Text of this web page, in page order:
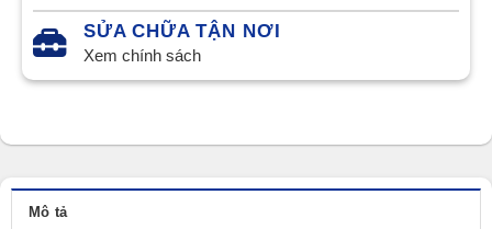
SỬA CHỮA TẬN NƠI
Xem chính sách
Mô tả